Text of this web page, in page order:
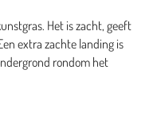
Het is zacht, geeft
extra zachte landing is
rondom het